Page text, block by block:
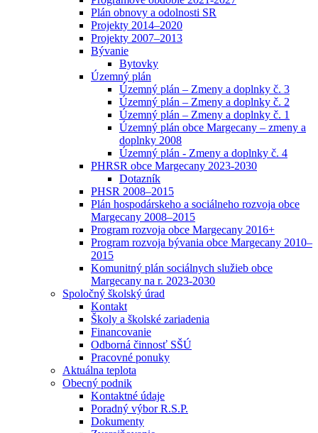
Plán obnovy a odolnosti SR
Projekty 2014–2020
Projekty 2007–2013
Bývanie
Bytovky
Územný plán
Územný plán – Zmeny a doplnky č. 3
Územný plán – Zmeny a doplnky č. 2
Územný plán – Zmeny a doplnky č. 1
Územný plán obce Margecany – zmeny a
doplnky 2008
Územný plán - Zmeny a doplnky č. 4
PHRSR obce Margecany 2023-2030
Dotazník
PHSR 2008–2015
Plán hospodárskeho a sociálneho rozvoja obce
Margecany 2008–2015
Program rozvoja obce Margecany 2016+
Program rozvoja bývania obce Margecany 2010–
2015
Komunitný plán sociálnych služieb obce
Margecany na r. 2023-2030
Spoločný školský úrad
Kontakt
Školy a školské zariadenia
Financovanie
Odborná činnosť SŠÚ
Pracovné ponuky
Aktuálna teplota
Obecný podnik
Kontaktné údaje
Poradný výbor R.S.P.
Dokumenty